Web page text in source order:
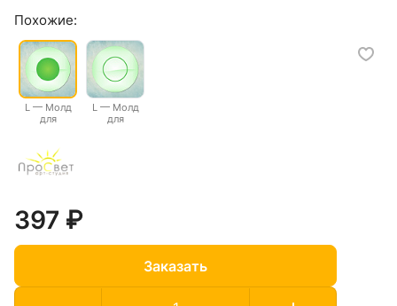
Похожие:
L — Молд
для
1" по
мотивам
Игры в
L — Молд
для
397 ₽
Заказать